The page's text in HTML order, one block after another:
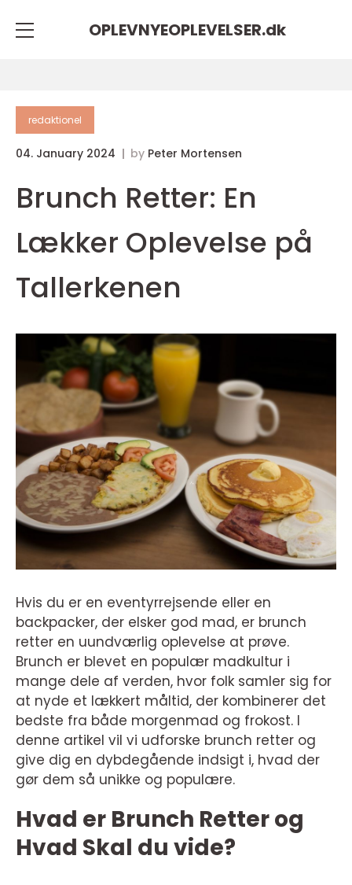
OPLEVNYEOPLEVELSER.dk
redaktionel
04. January 2024 by Peter Mortensen
Brunch Retter: En
Lækker Oplevelse på
Tallerkenen
Hvis du er en eventyrrejsende eller en
backpacker, der elsker god mad, er brunch
retter en uundværlig oplevelse at prøve.
Brunch er blevet en populær madkultur i
mange dele af verden, hvor folk samler sig for
at nyde et lækkert måltid, der kombinerer det
bedste fra både morgenmad og frokost. I
denne artikel vil vi udforske brunch retter og
give dig en dybdegående indsigt i, hvad der
gør dem så unikke og populære.
Hvad er Brunch Retter og
Hvad Skal du vide?